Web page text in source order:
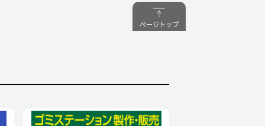
ページトップ